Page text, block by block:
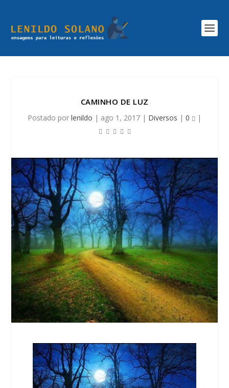
CAMINHO DE LUZ
Postado por lenildo | ago 1, 2017 | Diversos | 0 |